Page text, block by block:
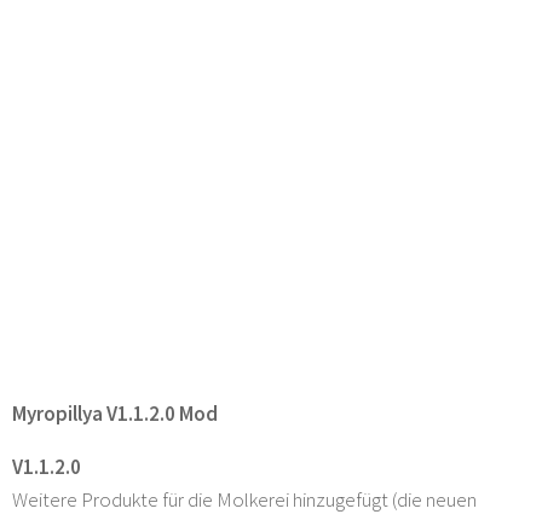
Myropillya V1.1.2.0 Mod
V1.1.2.0
Weitere Produkte für die Molkerei hinzugefügt (die neuen